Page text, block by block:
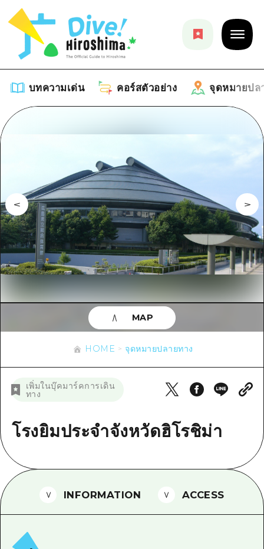
บทความเด่น คอร์สตัวอย่าง จุดหมายปล
บทความเด่น
รายการ
คำแนะนำ
ศิลปะ
งานอีเว้นท์ / เทศกาล
อาหารรสเลิศ / สุรา
การปั่นจักรยาน
ช้อปปิ้ง
กีฬา
สถานบันเทิงยามค่ำคืน
มาตรฐาน
การรักษา
ธรรมชาติ
คอร์สตัวอย่าง
รายการ
คู่มือ Dive! Hiroshima
ฮิโรชิม่า โมชิ โมชิ ทราเวล
บริเวณรอบเมืองฮิโรชิม่า
อากิ
บิงโก
บริเวณรอบๆ มิยาจิมะ
จุดหมายปลายทาง
รายการ
บริเวณรอบเมืองฮิโรชิม่า
อากิ
บิงโก
บิโฮคุ
เกโฮคุ
จังหวัดเอฮิเมะ
อีเว้นท์
ข้อมูลตามฤดูกาล
ข้อมูลที่เป็นประโยชน์
รายการ
เข้าถึงเข้าถึง
สรุปการจราจรรอง
ตั๋วเที่ยวคุ้มค่าตั๋วเที่ยวคุ้มค่า
ฮิโรชิม่า ฟรี Wi-Fi
ข่าว
HOME จุดหมายปลายทาง
เพิ่มในบุ๊คมาร์คการเดิน
ทาง
โรงยิมประจำจังหวัดฮิโรชิม่า
MAP
INFORMATION ACCESS